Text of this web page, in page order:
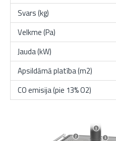
Svars (kg)
Velkme (Pa)
Jauda (kW)
Apsildāmā platība (m2)
CO emisija (pie 13% O2)